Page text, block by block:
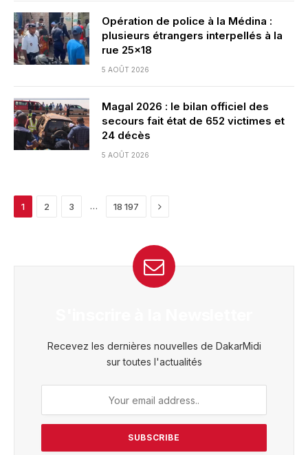
Opération de police à la Médina :
plusieurs étrangers interpellés à la
rue 25×18
5 AOÛT 2026
Magal 2026 : le bilan officiel des
secours fait état de 652 victimes et
24 décès
5 AOÛT 2026
1 2 3 … 18 197 Next
Recevez les dernières nouvelles de DakarMidi
sur toutes l'actualités